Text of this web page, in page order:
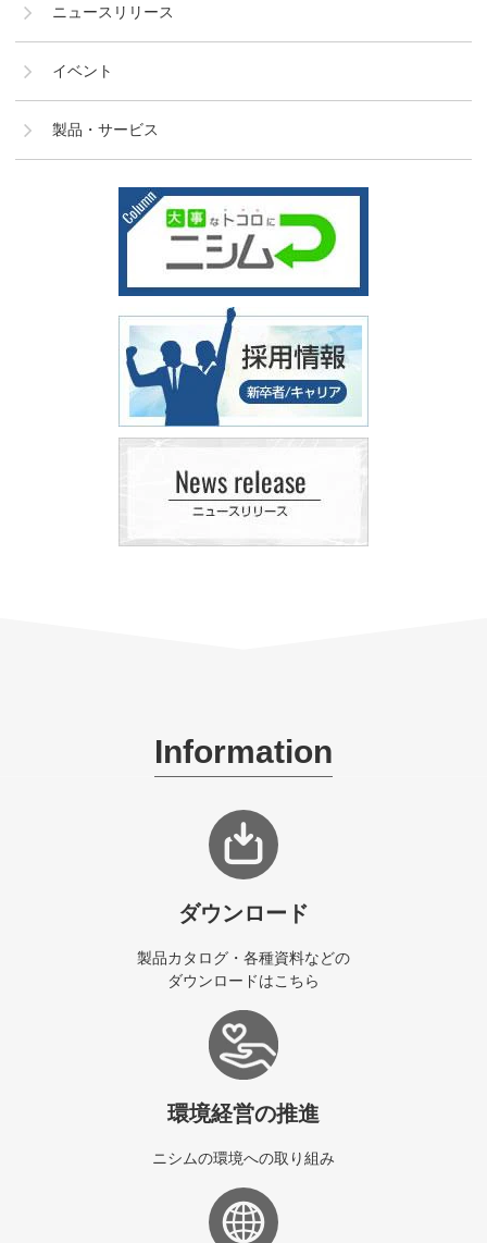
ニュースリリース
イベント
製品・サービス
Information
ダウンロード
製品カタログ・各種資料などの
ダウンロードはこちら
環境経営の推進
ニシムの環境への取り組み